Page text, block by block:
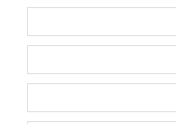
小提琴
弓